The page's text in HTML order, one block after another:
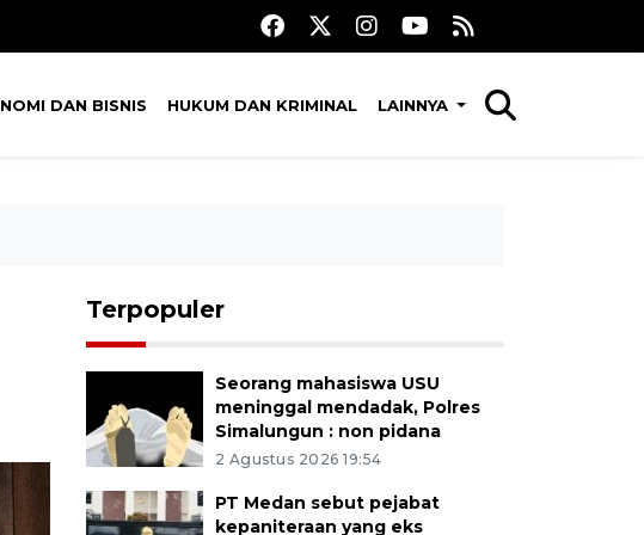
DAN BISNIS HUKUM DAN KRIMINAL LAINNYA
Terpopuler
Seorang mahasiswa USU
meninggal mendadak, Polres
Simalungun : non pidana
2 Agustus 2026 19:54
PT Medan sebut pejabat
kepaniteraan yang eks